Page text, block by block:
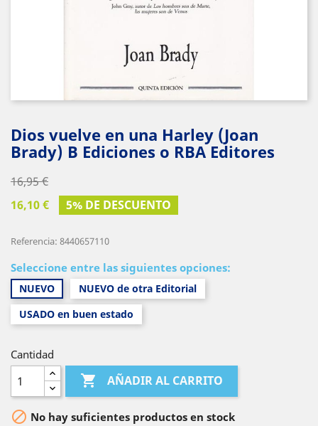
Dios vuelve en una Harley (Joan
Brady) B Ediciones o RBA Editores
16,95 €
16,10 €
5% DE DESCUENTO
Referencia: 8440657110
Seleccione entre las siguientes opciones:
NUEVO
NUEVO de otra Editorial
USADO en buen estado
Cantidad
 AÑADIR AL CARRITO
 No hay suficientes productos en stock